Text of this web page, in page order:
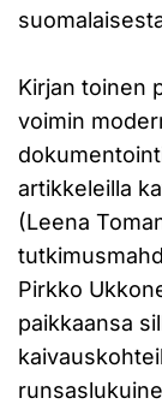
Kirjan toinen
voimin
artikkeleilla
(Leena
Pirkko
paikkaansa